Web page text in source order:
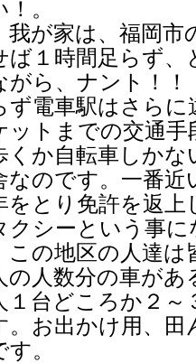
！。
我が家は、福岡市
ば１時間足らず、
がら、ナント！
ず電車駅はさら
ットまでの交通手
くか自転車しかな
なのです。一番近
をとり免許を返上
クシーという事
この地区の人達は
の人数分の車が
１台どころか２
。お出かけ用、田
す。